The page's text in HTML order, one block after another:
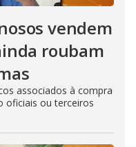
vendem
roubam
associados à compra
oficiais ou terceiros